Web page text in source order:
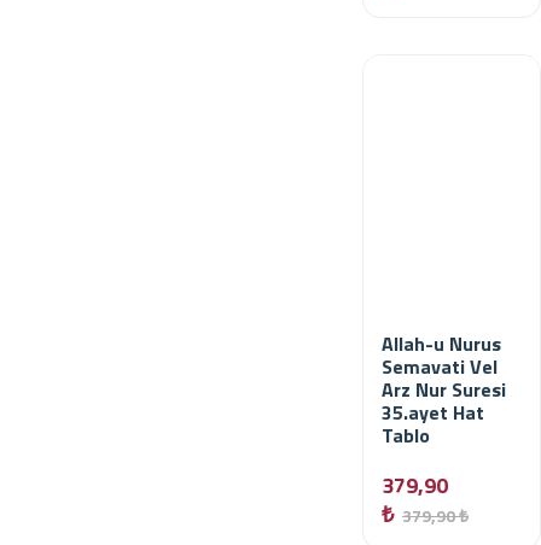
Allah-u Nurus
Semavati Vel
Arz Nur Suresi
35.ayet Hat
Tablo
379,90
₺ 379,90 ₺